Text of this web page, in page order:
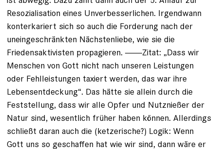
Resozialisation eines Unverbesserlichen. Irgendwann
konterkariert sich so auch die Forderung nach der
uneingeschränkten Nächstenliebe, wie sie die
Friedensaktivisten propagieren. -------Zitat: „Dass wir
Menschen von Gott nicht nach unseren Leistungen
oder Fehlleistungen taxiert werden, das war ihre
Lebensentdeckung“. Das hätte sie allein durch die
Feststellung, dass wir alle Opfer und Nutznießer der
Natur sind, wesentlich früher haben können. Allerdings
schließt daran auch die (ketzerische?) Logik: Wenn
Gott uns so geschaffen hat wie wir sind, dann wäre er